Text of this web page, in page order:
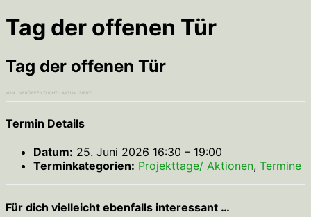
Tag der offenen Tür
Tag der offenen Tür
VON · VERÖFFENTLICHT · AKTUALISIERT
Termin Details
Datum: 25. Juni 2026 16:30 – 19:00
Terminkategorien: Projekttage/ Aktionen, Termine
Für dich vielleicht ebenfalls interessant …